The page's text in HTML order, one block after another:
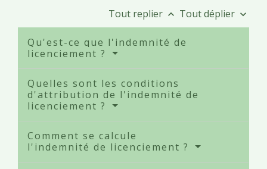
Tout replier keyboard_arrow_up Tout déplier keyboard_arrow_down
Qu'est-ce que l'indemnité de
licenciement ?
Quelles sont les conditions
d'attribution de l'indemnité de
licenciement ?
Comment se calcule
l'indemnité de licenciement ?